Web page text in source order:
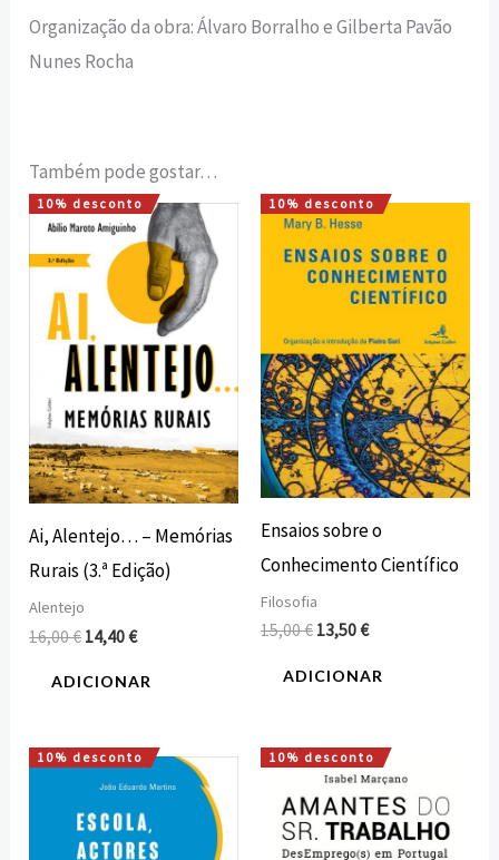
Organização da obra: Álvaro Borralho e Gilberta Pavão
Nunes Rocha
Também pode gostar…
10% desconto
Ai, Alentejo… – Memórias
Rurais (3.ª Edição)
Alentejo
16,00€
O
preço
original
era:
16,00 €.
14,40€
O
preço
atual
é:
14,40 €.
ADICIONAR
10% desconto
Ensaios sobre o
Conhecimento Científico
Filosofia
15,00€
O
preço
original
era:
15,00 €.
13,50€
O
atual
é:
13,50 €.
ADICIONAR
10% desconto
O
preço
original
era:
16,00 €.
O
preço
atual
é:
14,40 €.
10% desconto
O
preço
original
era:
15,00 €.
O
preço
atual
é:
13,50 €.